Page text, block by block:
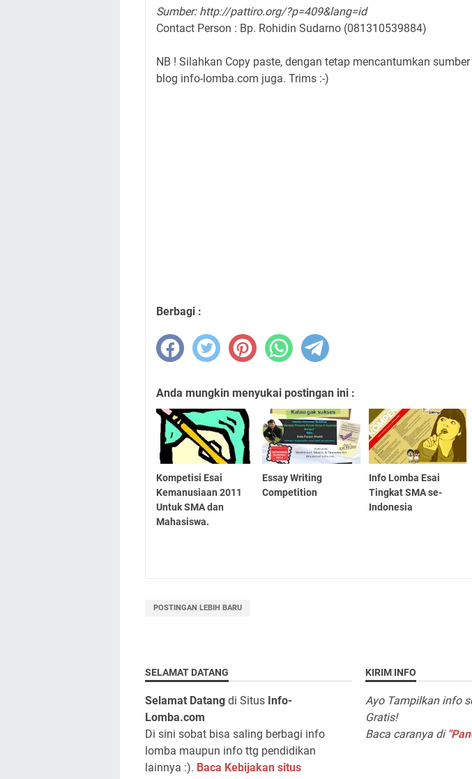
Sumber: http://pattiro.org/?p=409&lang=id
Contact Person : Bp. Rohidin Sudarno (081310539884)
NB ! Silahkan Copy paste, dengan tetap mencantumkan
blog info-lomba.com juga. Trims :-)
Berbagi :
Anda mungkin menyukai postingan ini :
Kompetisi Esai
Kemanusiaan 2011
Untuk SMA dan
Mahasiswa.
Essay Writing
Competition
Info Lomba Esai
Tingkat SMA se-
Indonesia
POSTINGAN LEBIH BARU
SELAMAT DATANG
Selamat Datang di Situs Info-
Lomba.com
Di sini sobat bisa saling berbagi info
lomba maupun info ttg pendidikan
lainnya :). Baca Kebijakan situs
KIRIM INFO
Ayo Tampilkan info
Gratis!
Baca caranya di